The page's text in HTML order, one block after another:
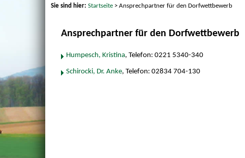
Sie sind hier:Startseite > Ansprechpartner für den Dorfwettbewerb
Ansprechpartner für den Dorfwettbewerb
Humpesch, Kristina, Telefon: 0221 5340-340
Schirocki, Dr. Anke, Telefon: 02834 704-130